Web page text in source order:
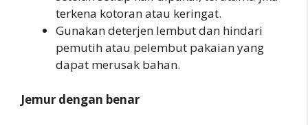
terkena kotoran atau keringat.
Gunakan deterjen lembut dan hindari
pemutih atau pelembut pakaian yang
dapat merusak bahan.
Jemur dengan benar